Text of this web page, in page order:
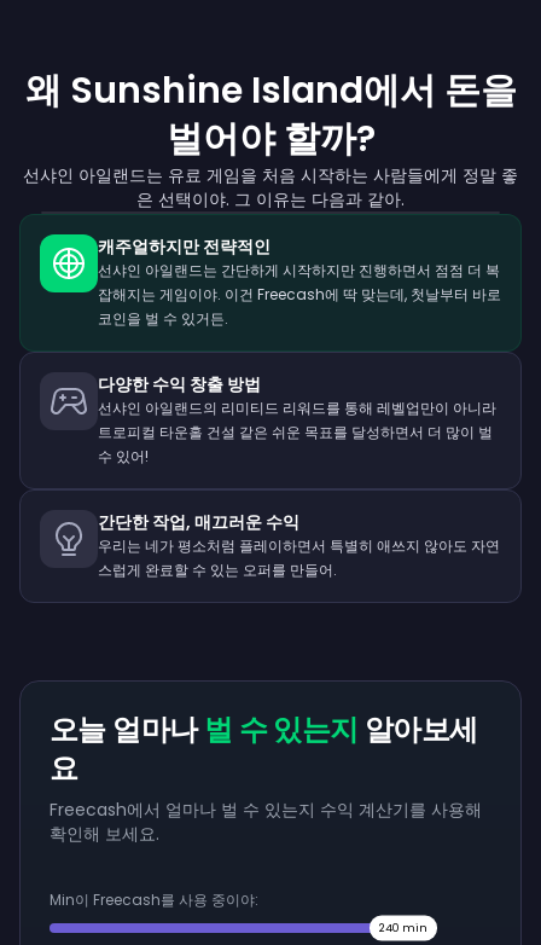
왜 Sunshine Island에서 돈을
벌어야 할까?
선샤인 아일랜드는 유료 게임을 처음 시작하는 사람들에게 정말 좋
은 선택이야. 그 이유는 다음과 같아.
캐주얼하지만 전략적인
선샤인 아일랜드는 간단하게 시작하지만 진행하면서 점점 더 복
잡해지는 게임이야. 이건 Freecash에 딱 맞는데, 첫날부터 바로
코인을 벌 수 있거든.
다양한 수익 창출 방법
선샤인 아일랜드의 리미티드 리워드를 통해 레벨업만이 아니라
트로피컬 타운홀 건설 같은 쉬운 목표를 달성하면서 더 많이 벌
수 있어!
간단한 작업, 매끄러운 수익
우리는 네가 평소처럼 플레이하면서 특별히 애쓰지 않아도 자연
스럽게 완료할 수 있는 오퍼를 만들어.
오늘 얼마나벌 수 있는지 알아보세
요
Freecash에서 얼마나 벌 수 있는지 수익 계산기를 사용해
확인해 보세요.
Min이 Freecash를 사용 중이야:
240 min